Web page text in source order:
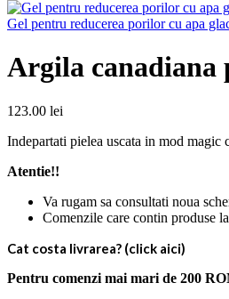
Gel pentru reducerea porilor cu apa
Argila canadiana
123.00 lei
Indepartati pielea uscata in mod magic
Atentie!!
Va rugam sa consultati noua
Comenzile care contin produse
Cat costa livrarea? (click aici)
Pentru comenzi mai mari de 200